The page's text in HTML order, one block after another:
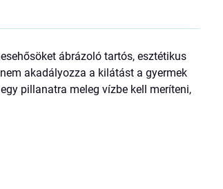
ábrázoló tartós, esztétikus
akadályozza a kilátást a gyermek
pillanatra meleg vízbe kell meríteni,